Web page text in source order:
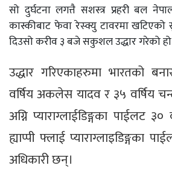
सो दुर्घटना लगत्तै सशस्त्र प्रहरी बल
कास्कीबाट फेवा रेस्क्यु टावरमा खटिएको
दिउसो करीव ३ बजे सकुशल उद्धार गरेको
उद्धार गरिएकाहरुमा भारतको
वर्षिय अकलेस यादव र ३५ वर्षिय
अग्नि प्याराग्लाईडिङ्गका पाईलट
ह्याप्पी फ्लाई प्याराग्लाइडिङ्गका
अधिकारी छन्।